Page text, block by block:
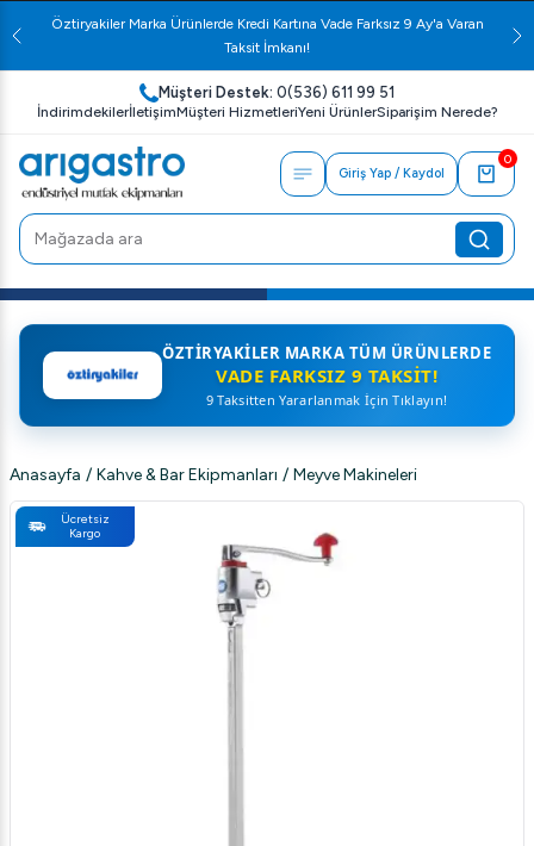
Öztiryakiler Marka Ürünlerde Kredi Kartına Vade Farksız 9 Ay'a Varan
Taksit İmkanı!
Müşteri Destek: 0(536) 611 99 51
İndirimdekilerİletişimMüşteri HizmetleriYeni ÜrünlerSiparişim Nerede?
Giriş Yap / Kaydol
0
ÖZTIRYAKILER MARKA TÜM ÜRÜNLERDE
VADE FARKSIZ 9 TAKSIT!
9 Taksitten Yararlanmak İçin Tıklayın!
Anasayfa / Kahve & Bar Ekipmanları / Meyve Makineleri
Ücretsiz
Kargo